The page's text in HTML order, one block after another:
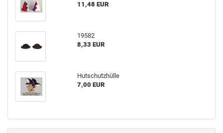
11,48 EUR
19582
8,33 EUR
Hutschutzhülle
7,00 EUR